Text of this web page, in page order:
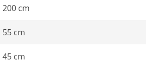
200 cm
55 cm
45 cm